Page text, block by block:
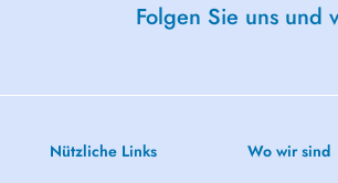
Folgen Sie uns und
Nützliche Links Wo wir sind